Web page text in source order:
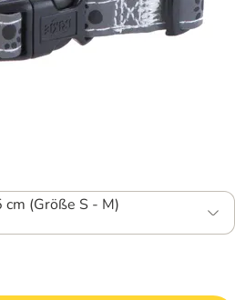
(Größe S - M)